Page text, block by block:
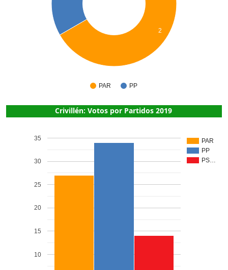
PAR PP
2
Crivillén: Votos por Partidos 2019
PAR
PP
PS…
10
15
20
25
30
35